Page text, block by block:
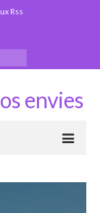
Rss
envies